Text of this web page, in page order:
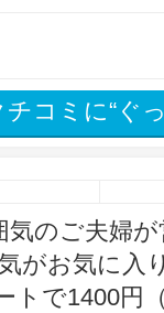
チコミに“ぐ
のご夫婦
がお気に入
トで1400円